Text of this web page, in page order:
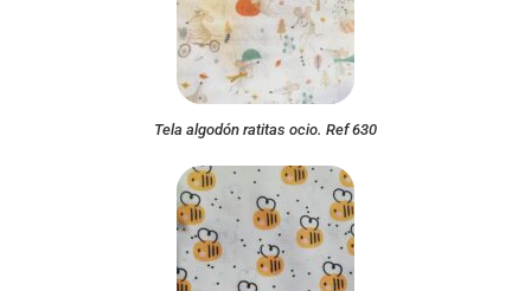
Tela algodón ratitas ocio. Ref 630